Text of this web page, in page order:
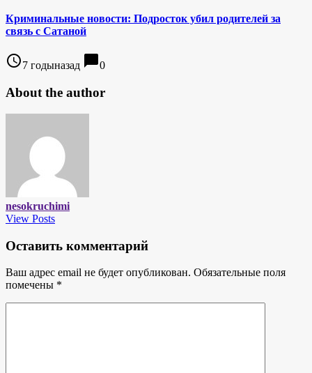
Криминальные новости: Подросток убил родителей за
связь с Сатаной
access_time7 годыназад chat_bubble0
About the author
nesokruchimi
View Posts
Оставить комментарий
Ваш адрес email не будет опубликован. Обязательные поля
помечены *